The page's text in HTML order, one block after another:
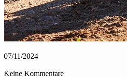
Anmeldung
Registrieren
07/11/2024
Keine Kommentare